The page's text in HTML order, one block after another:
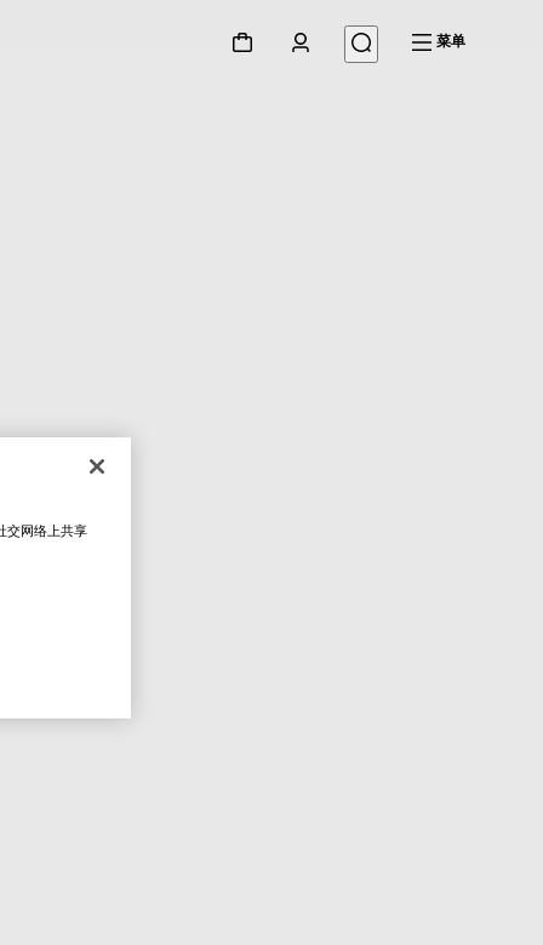
菜单
交网络上共享